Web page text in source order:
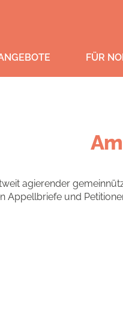
FÜR
agierender
Appellbriefe und